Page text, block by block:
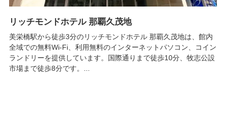
リッチモンドホテル 那覇久茂地
美栄橋駅から徒歩3分のリッチモンドホテル 那覇久茂地は、館内
全域での無料Wi-Fi、利用無料のインターネットパソコン、コイン
ランドリーを提供しています。国際通りまで徒歩10分、牧志公設
市場まで徒歩8分です。...